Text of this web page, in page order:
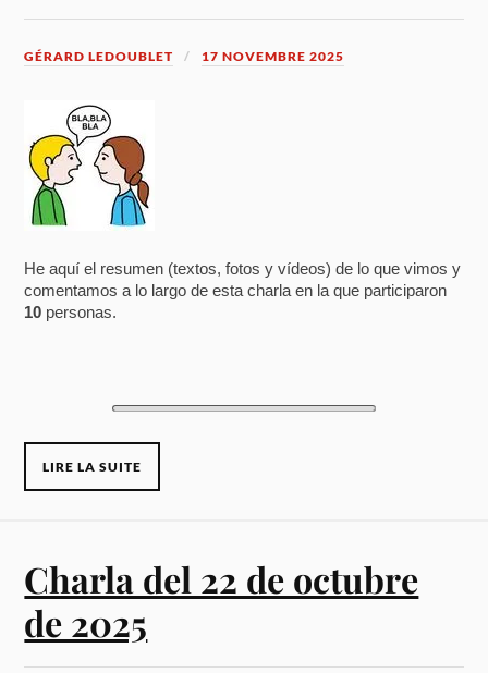
GÉRARD LEDOUBLET 17 NOVEMBRE 2025
He aquí el resumen (textos, fotos y vídeos) de lo que vimos y
comentamos a lo largo de esta charla en la que participaron
10 personas.
LIRE LA SUITE
Charla del 22 de octubre
de 2025